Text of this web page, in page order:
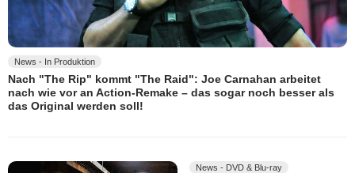
News - In Produktion
Nach "The Rip" kommt "The Raid": Joe Carnahan arbeitet
nach wie vor an Action-Remake – das sogar noch besser als
das Original werden soll!
News - DVD & Blu-ray